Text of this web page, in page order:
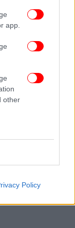
app.
other
Policy
Μενεγάκη,
σε έναν
του
αλλά